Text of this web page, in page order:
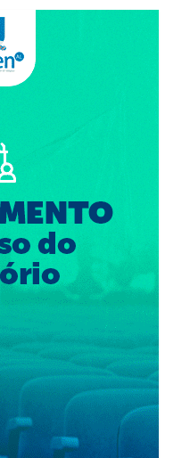
Profissional